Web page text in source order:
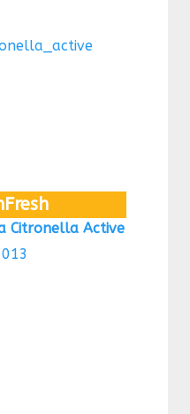
Citronella Active